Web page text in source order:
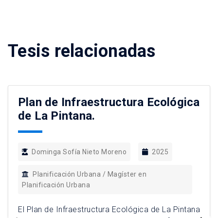
Tesis relacionadas
Plan de Infraestructura Ecológica
de La Pintana.
Dominga Sofía Nieto Moreno 2025
Planificación Urbana / Magíster en
Planificación Urbana
El Plan de Infraestructura Ecológica de La Pintana